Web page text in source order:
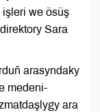
işleri we ösüş
Sara
arasyndaky
medeni-
ara